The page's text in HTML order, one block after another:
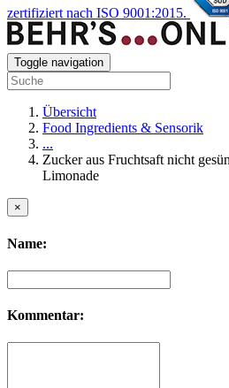
zertifiziert nach ISO 9001:2015.
Toggle navigation
Übersicht
Food Ingredients & Sensorik
...
Zucker aus Fruchtsaft nicht
Limonade
×
Name:
Kommentar: